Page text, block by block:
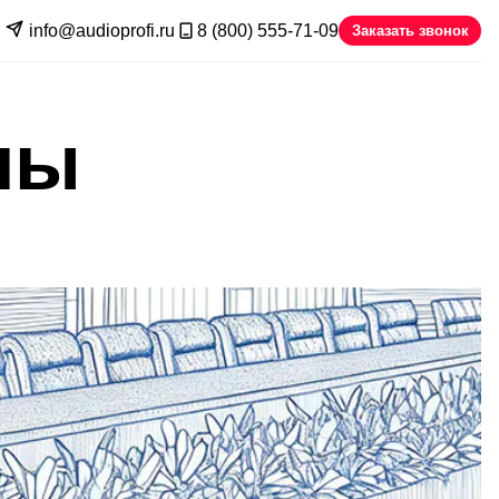
info@audioprofi.ru 8 (800) 555-71-09 Заказать звонок